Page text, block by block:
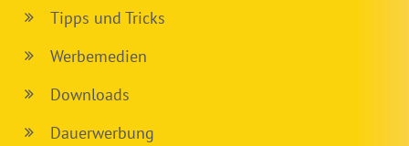
Tipps und Tricks
Werbemedien
Downloads
Dauerwerbung